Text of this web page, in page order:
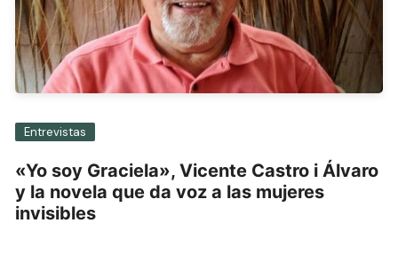
Entrevistas
«Yo soy Graciela», Vicente Castro i Álvaro
y la novela que da voz a las mujeres
invisibles